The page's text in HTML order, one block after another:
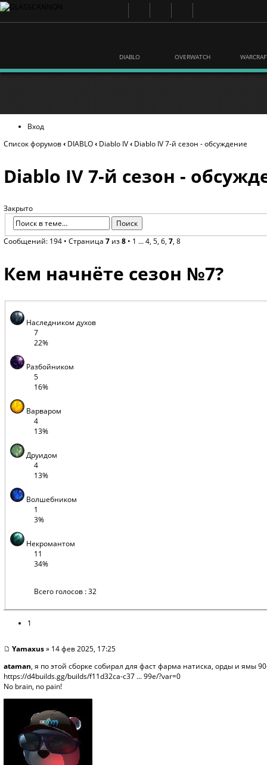
DIABLO OVERWATCH
Вход
Список форумов‹ DIABLO‹ Diablo IV‹ Diablo IV 7-й сезон - обсуждение
Diablo IV 7-й сезон -
Закрыто
Сообщений: 194 • Страница 7 из8 • 1 ...4, 5, 6, 7, 8
Кем начнёте сезон №7?
Наследником духов
7
22%
Разбойником
5
16%
Варваром
4
13%
Друидом
4
13%
Волшебником
1
3%
Некромантом
11
34%
Всего голосов : 32
1
Yamaxus» 14 фев 2025, 17:25
ataman, я по этой сборке собирал для фаст фарма натиска, орды и ямы
https://d4builds.gg/builds/f11d32ca-c37 ... 99e/?var=0
No brain, no pain!